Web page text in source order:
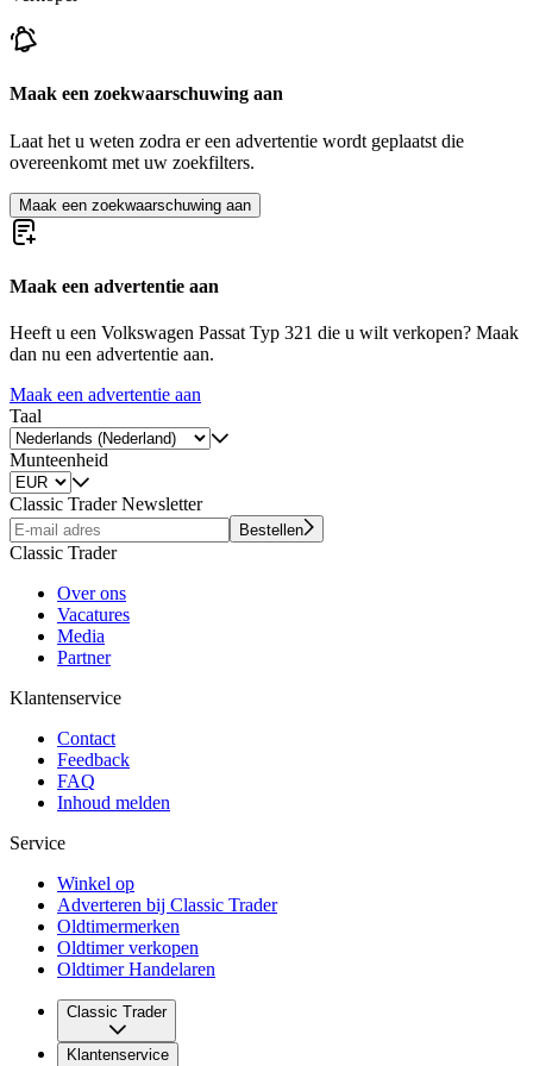
Maak een zoekwaarschuwing aan
Laat het u weten zodra er een advertentie wordt geplaatst die
overeenkomt met uw zoekfilters.
Maak een zoekwaarschuwing aan
Maak een advertentie aan
Heeft u een Volkswagen Passat Typ 321 die u wilt verkopen? Maak
dan nu een advertentie aan.
Maak een advertentie aan
Taal
Munteenheid
Classic Trader Newsletter
Bestellen
Classic Trader
Over ons
Vacatures
Media
Partner
Klantenservice
Contact
Feedback
FAQ
Inhoud melden
Service
Winkel op
Adverteren bij Classic Trader
Oldtimermerken
Oldtimer verkopen
Oldtimer Handelaren
Classic Trader
Over ons
Klantenservice